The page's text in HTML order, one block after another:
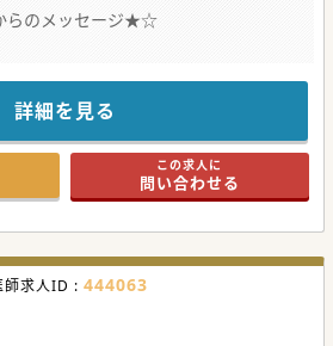
らのメッセージ★☆
能ですので、県外にお住まいのドクタ
ください♪
詳細を見る
この求人に
問い合わせる
師求人ID : 444063